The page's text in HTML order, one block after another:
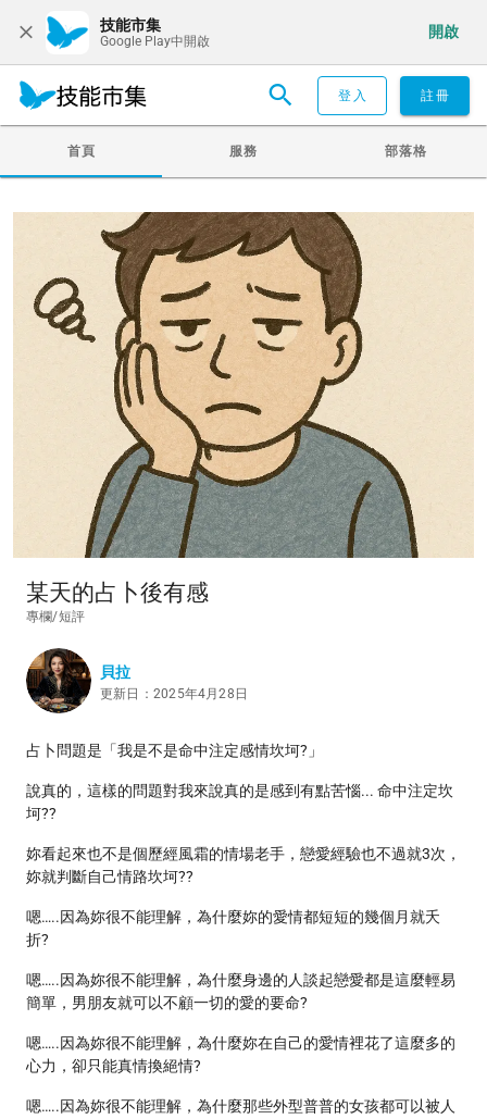
技能市集
Google Play中開啟
開啟
登入 註冊
首頁 服務 部落格
某天的占卜後有感
專欄/短評
貝拉
更新日：2025年4月28日
占卜問題是「我是不是命中注定感情坎坷?」
說真的，這樣的問題對我來說真的是感到有點苦惱... 命中注定坎
坷??
妳看起來也不是個歷經風霜的情場老手，戀愛經驗也不過就3次，
妳就判斷自己情路坎坷??
嗯…..因為妳很不能理解，為什麼妳的愛情都短短的幾個月就夭
折?
嗯…..因為妳很不能理解，為什麼身邊的人談起戀愛都是這麼輕易
簡單，男朋友就可以不顧一切的愛的要命?
嗯…..因為妳很不能理解，為什麼妳在自己的愛情裡花了這麼多的
心力，卻只能真情換絕情?
嗯…..因為妳很不能理解，為什麼那些外型普普的女孩都可以被人